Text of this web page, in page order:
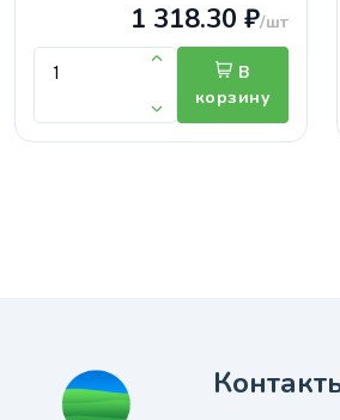
1 318.30 ₽/шт
В
корзину